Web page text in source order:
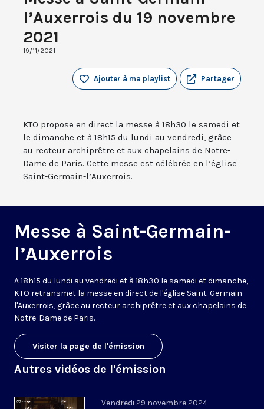
l’Auxerrois du 19 novembre
2021
19/11/2021
Partager
Ajouter à ma playlist
KTO propose en direct la messe à 18h30 le samedi et
le dimanche et à 18h15 du lundi au vendredi, grâce
au recteur archiprêtre et aux chapelains de Notre-
Dame de Paris. Cette messe est célébrée en l’église
Saint-Germain-l’Auxerrois.
Messe à Saint-Germain-
l’Auxerrois
A 18h15 du lundi au vendredi et à 18h30 le samedi et dimanche,
KTO retransmet la messe en direct de l'église Saint-Germain-
l'Auxerrois, grâce au recteur archiprêtre et aux chapelains de
Notre-Dame de Paris.
Visiter la page de l'émission
Autres vidéos de l'émission
Vendredi 29 novembre 2024